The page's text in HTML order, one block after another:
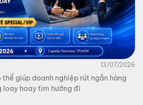
13/07/2026
thể giúp doanh nghiệp rút ngắn hàng
loay hoay tìm hướng đi